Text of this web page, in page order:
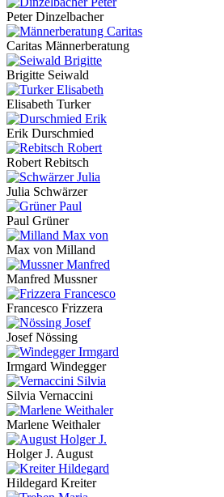
Peter Dinzelbacher
Caritas Männerberatung
Brigitte Seiwald
Elisabeth Turker
Erik Durschmied
Robert Rebitsch
Julia Schwärzer
Paul Grüner
Max von Milland
Manfred Mussner
Francesco Frizzera
Josef Nössing
Irmgard Windegger
Silvia Vernaccini
Marlene Weithaler
Holger J. August
Hildegard Kreiter